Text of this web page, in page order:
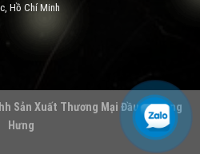
Hồ Chí Minh
Sản Xuất Thương Mại Đầu Tư Đồng
Hưng